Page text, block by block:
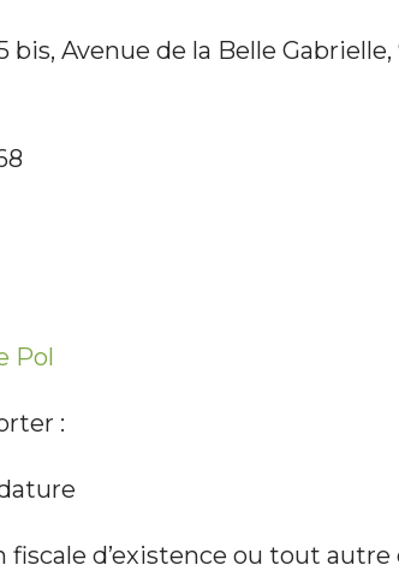
bis, Avenue de la Belle
Pol
:
fiscale d’existence ou tout